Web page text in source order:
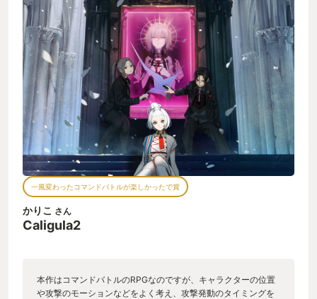
曲がボカロ曲で、ステージのボス曲はそのリミックスだ。あた
かもアニメ最終回の途中でオープニングが再生されるかのよう
に、高まり高まった末のボス戦でそれまで流れてきたダンジョ
ン曲のリミックスが流れ始める…え、これがゲーム中で何度も
体験できるんですか？あ、もう僕デジヘッドでいいで〜す😇😇
😇 というわけなので、このゲームのBGMのクオリティは保証す
る。脳内をリグレットの曲で満たしたい人は、遊んでほしい。
サントラはSpotifyとYoutube Musicで聴けることを確認済みな
ので、気になった人は聞いてみるといい。 ちなみに僕のお気に
入りはスワップアウトとかDesigned desiresとか。
一風変わったコマンドバトルが楽しかったで賞
かりこ さん
Caligula2
本作はコマンドバトルのRPGなのですが、キャラクターの位置
や攻撃のモーションなどをよく考え、攻撃発動のタイミングを